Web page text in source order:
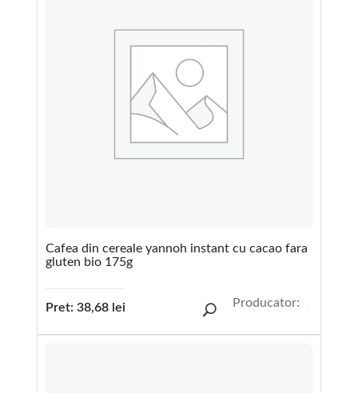
Cafea din cereale yannoh instant cu cacao fara
gluten bio 175g
Pret: 38,68 lei Producator: